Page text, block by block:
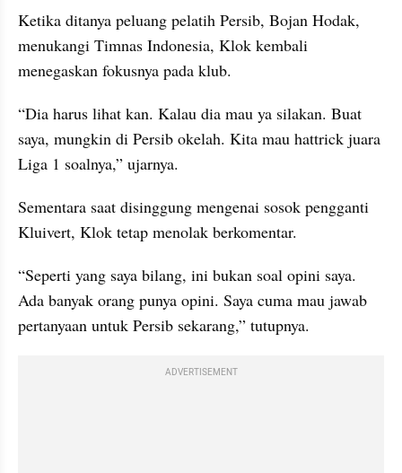
Ketika ditanya peluang pelatih Persib, Bojan Hodak,
menukangi Timnas Indonesia, Klok kembali
menegaskan fokusnya pada klub.
“Dia harus lihat kan. Kalau dia mau ya silakan. Buat
saya, mungkin di Persib okelah. Kita mau hattrick juara
Liga 1 soalnya,” ujarnya.
Sementara saat disinggung mengenai sosok pengganti
Kluivert, Klok tetap menolak berkomentar.
“Seperti yang saya bilang, ini bukan soal opini saya.
Ada banyak orang punya opini. Saya cuma mau jawab
pertanyaan untuk Persib sekarang,” tutupnya.
ADVERTISEMENT